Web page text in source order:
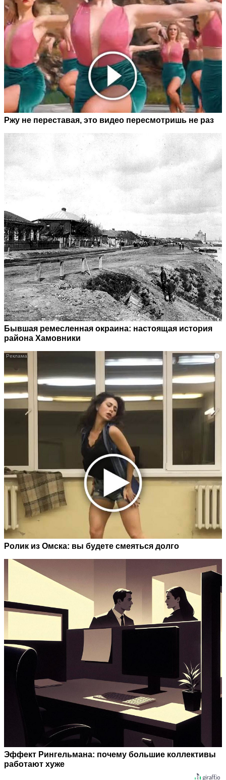
Ржу не переставая, это видео пересмотришь не раз
Бывшая ремесленная окраина: настоящая история
района Хамовники
i
Ролик из Омска: вы будете смеяться долго
Эффект Рингельмана: почему большие коллективы
работают хуже